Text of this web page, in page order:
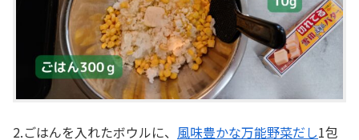
2.ごはんを入れたボウルに、 風味豊かな万能野菜だし1包